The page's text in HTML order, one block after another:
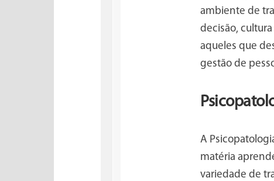
ambiente de
decisão,
aqueles que
gestão de
A
matéria
variedade de